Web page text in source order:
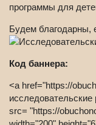
программы для
Будем благодарны,
Код баннера:
<a href="https://
src= "https://